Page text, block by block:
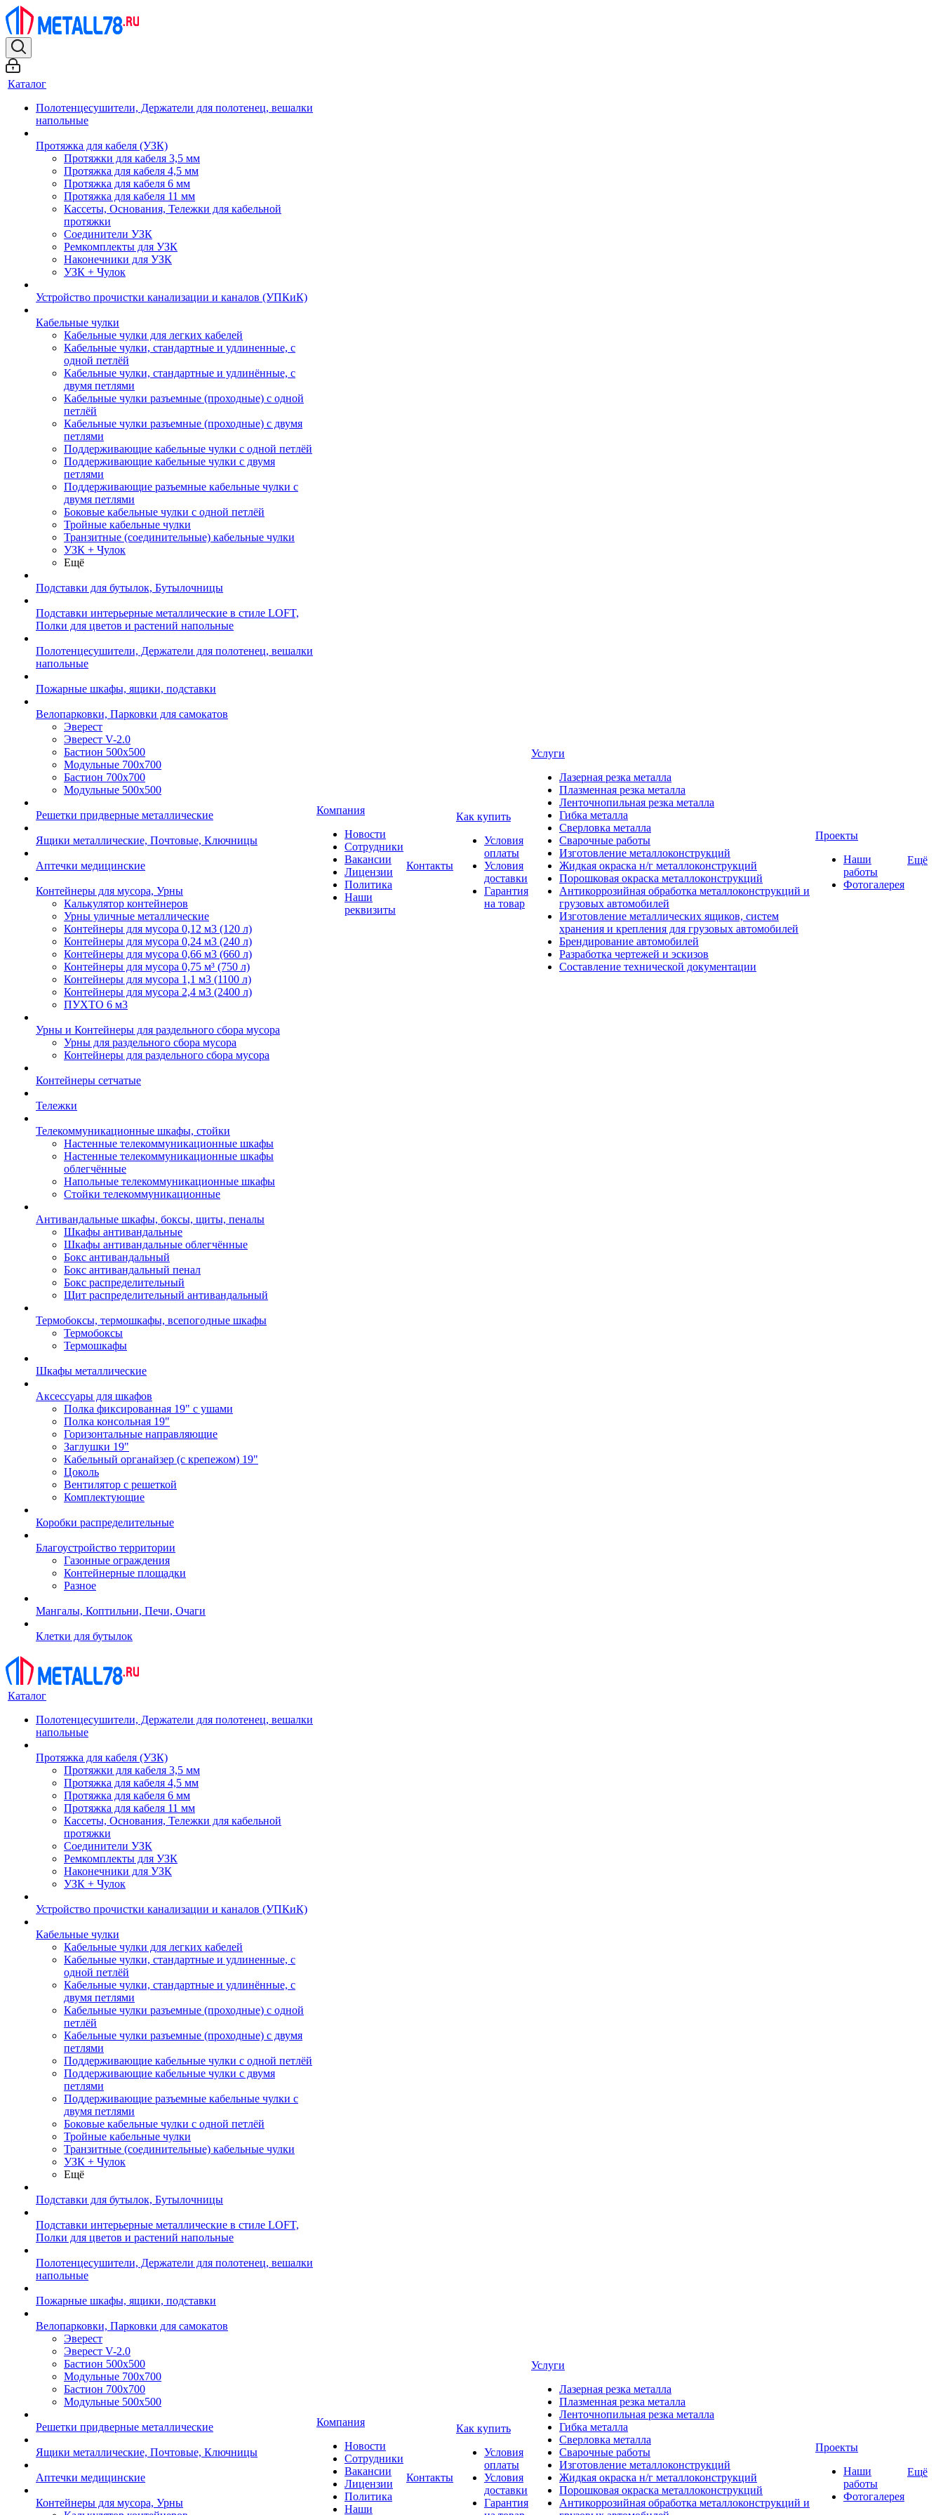
Каталог
Полотенцесушители, Держатели для полотенец, вешалки
напольные
Протяжка для кабеля (УЗК)
Протяжки для кабеля 3,5 мм
Протяжка для кабеля 4,5 мм
Протяжка для кабеля 6 мм
Протяжка для кабеля 11 мм
Кассеты, Основания, Тележки для кабельной
протяжки
Соединители УЗК
Ремкомплекты для УЗК
Наконечники для УЗК
УЗК + Чулок
Устройство прочистки канализации и каналов (УПКиК)
Кабельные чулки
Кабельные чулки для легких кабелей
Кабельные чулки, стандартные и удлиненные, с
одной петлёй
Кабельные чулки, стандартные и удлинённые, с
двумя петлями
Кабельные чулки разъемные (проходные) с одной
петлёй
Кабельные чулки разъемные (проходные) с двумя
петлями
Поддерживающие кабельные чулки с одной петлёй
Поддерживающие кабельные чулки с двумя
петлями
Поддерживающие разъемные кабельные чулки с
двумя петлями
Боковые кабельные чулки с одной петлёй
Тройные кабельные чулки
Транзитные (соединительные) кабельные чулки
УЗК + Чулок
Ещё
Подставки для бутылок, Бутылочницы
Подставки интерьерные металлические в стиле LOFT,
Полки для цветов и растений напольные
Полотенцесушители, Держатели для полотенец, вешалки
напольные
Пожарные шкафы, ящики, подставки
Велопарковки, Парковки для самокатов
Эверест
Эверест V-2.0
Бастион 500х500
Модульные 700х700
Бастион 700х700
Модульные 500х500
Решетки придверные металлические
Ящики металлические, Почтовые, Ключницы
Аптечки медицинские
Контейнеры для мусора, Урны
Калькулятор контейнеров
Урны уличные металлические
Контейнеры для мусора 0,12 м3 (120 л)
Контейнеры для мусора 0,24 м3 (240 л)
Контейнеры для мусора 0,66 м3 (660 л)
Контейнеры для мусора 0,75 м³ (750 л)
Контейнеры для мусора 1,1 м3 (1100 л)
Контейнеры для мусора 2,4 м3 (2400 л)
ПУХТО 6 м3
Урны и Контейнеры для раздельного сбора мусора
Урны для раздельного сбора мусора
Контейнеры для раздельного сбора мусора
Контейнеры сетчатые
Тележки
Телекоммуникационные шкафы, стойки
Настенные телекоммуникационные шкафы
Настенные телекоммуникационные шкафы
облегчённые
Напольные телекоммуникационные шкафы
Стойки телекоммуникационные
Антивандальные шкафы, боксы, щиты, пеналы
Шкафы антивандальные
Шкафы антивандальные облегчённые
Бокс антивандальный
Бокс антивандальный пенал
Бокс распределительный
Щит распределительный антивандальный
Термобоксы, термошкафы, всепогодные шкафы
Термобоксы
Термошкафы
Шкафы металлические
Аксессуары для шкафов
Полка фиксированная 19" с ушами
Полка консольная 19"
Горизонтальные направляющие
Заглушки 19"
Кабельный органайзер (с крепежом) 19"
Цоколь
Вентилятор с решеткой
Комплектующие
Коробки распределительные
Благоустройство территории
Газонные ограждения
Контейнерные площадки
Разное
Мангалы, Коптильни, Печи, Очаги
Клетки для бутылок
Компания
Новости
Сотрудники
Вакансии
Лицензии
Политика
Наши
реквизиты
Контакты
Как купить
Условия
оплаты
Условия
доставки
Гарантия
на товар
Услуги
Лазерная резка металла
Плазменная резка металла
Ленточнопильная резка металла
Гибка металла
Сверловка металла
Сварочные работы
Изготовление металлоконструкций
Жидкая окраска н/г металлоконструкций
Порошковая окраска металлоконструкций
Антикоррозийная обработка металлоконструкций и
грузовых автомобилей
Изготовление металлических ящиков, систем
хранения и крепления для грузовых автомобилей
Брендирование автомобилей
Разработка чертежей и эскизов
Составление технической документации
Проекты
Наши
работы
Фотогалерея
Ещё
Каталог
Полотенцесушители, Держатели для полотенец, вешалки
напольные
Протяжка для кабеля (УЗК)
Протяжки для кабеля 3,5 мм
Протяжка для кабеля 4,5 мм
Протяжка для кабеля 6 мм
Протяжка для кабеля 11 мм
Кассеты, Основания, Тележки для кабельной
протяжки
Соединители УЗК
Ремкомплекты для УЗК
Наконечники для УЗК
УЗК + Чулок
Устройство прочистки канализации и каналов (УПКиК)
Кабельные чулки
Кабельные чулки для легких кабелей
Кабельные чулки, стандартные и удлиненные, с
одной петлёй
Кабельные чулки, стандартные и удлинённые, с
двумя петлями
Кабельные чулки разъемные (проходные) с одной
петлёй
Кабельные чулки разъемные (проходные) с двумя
петлями
Поддерживающие кабельные чулки с одной петлёй
Поддерживающие кабельные чулки с двумя
петлями
Поддерживающие разъемные кабельные чулки с
двумя петлями
Боковые кабельные чулки с одной петлёй
Тройные кабельные чулки
Транзитные (соединительные) кабельные чулки
УЗК + Чулок
Ещё
Подставки для бутылок, Бутылочницы
Подставки интерьерные металлические в стиле LOFT,
Полки для цветов и растений напольные
Полотенцесушители, Держатели для полотенец, вешалки
напольные
Пожарные шкафы, ящики, подставки
Велопарковки, Парковки для самокатов
Эверест
Эверест V-2.0
Бастион 500х500
Модульные 700х700
Бастион 700х700
Модульные 500х500
Решетки придверные металлические
Ящики металлические, Почтовые, Ключницы
Аптечки медицинские
Контейнеры для мусора, Урны
Компания
Новости
Сотрудники
Вакансии
Лицензии
Политика
Наши
Контакты
Как купить
Условия
оплаты
Условия
доставки
Гарантия
Услуги
Лазерная резка металла
Плазменная резка металла
Ленточнопильная резка металла
Гибка металла
Сверловка металла
Сварочные работы
Изготовление металлоконструкций
Жидкая окраска н/г металлоконструкций
Порошковая окраска металлоконструкций
Антикоррозийная обработка металлоконструкций и
Проекты
Наши
работы
Фотогалерея
Ещё